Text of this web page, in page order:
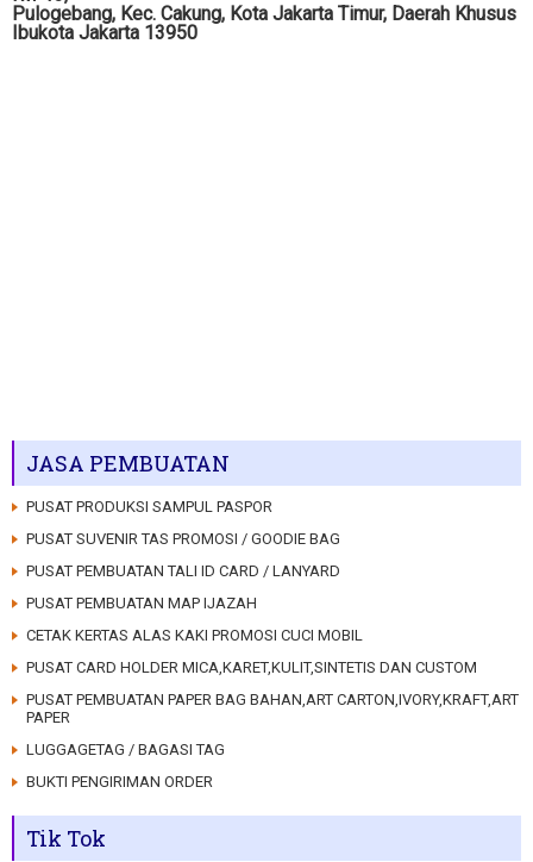
Pulogebang, Kec. Cakung, Kota Jakarta Timur, Daerah Khusus
Ibukota Jakarta 13950
JASA PEMBUATAN
PUSAT PRODUKSI SAMPUL PASPOR
PUSAT SUVENIR TAS PROMOSI / GOODIE BAG
PUSAT PEMBUATAN TALI ID CARD / LANYARD
PUSAT PEMBUATAN MAP IJAZAH
CETAK KERTAS ALAS KAKI PROMOSI CUCI MOBIL
PUSAT CARD HOLDER MICA,KARET,KULIT,SINTETIS DAN CUSTOM
PUSAT PEMBUATAN PAPER BAG BAHAN,ART CARTON,IVORY,KRAFT,ART
PAPER
LUGGAGETAG / BAGASI TAG
BUKTI PENGIRIMAN ORDER
Tik Tok